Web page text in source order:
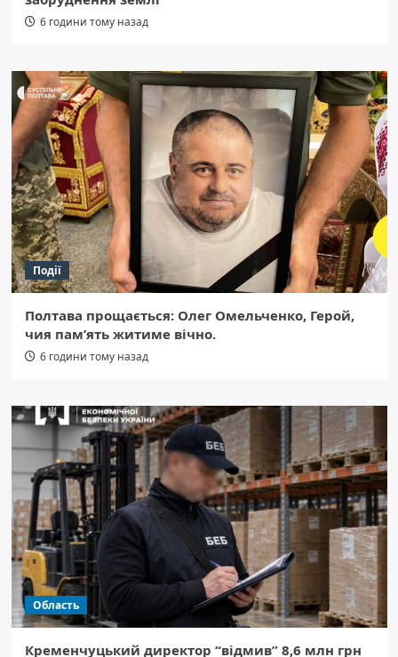
6 години тому назад
Події
Полтава прощається: Олег Омельченко, Герой,
чия пам’ять житиме вічно.
6 години тому назад
Область
Кременчуцький директор “відмив” 8,6 млн грн